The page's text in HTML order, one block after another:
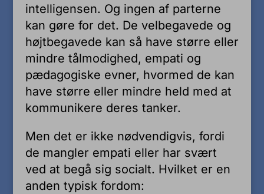
intelligensen. Og ingen af parterne
kan gøre for det. De velbegavede og
højtbegavede kan så have større eller
mindre tålmodighed, empati og
pædagogiske evner, hvormed de kan
have større eller mindre held med at
kommunikere deres tanker.
Men det er ikke nødvendigvis, fordi
de mangler empati eller har svært
ved at begå sig socialt. Hvilket er en
anden typisk fordom: